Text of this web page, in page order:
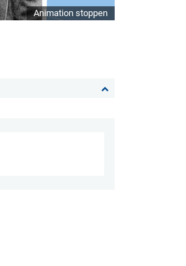
Animation stoppen